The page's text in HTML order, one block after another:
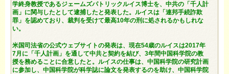
学終身教授であるジェームズパトリックルイス博士を、中共の「千人計
画」に関与したとして逮捕したと発表した。ルイスは「連邦手続詐欺
罪」を認めており、裁判を受けて最高10年の刑に処されるかもしれな
い。
米国司法省の公式ウェブサイトの発表は、現在54歳のルイスは2017年
7月に「千人計画」を通して中共と契約を結び、3年間中国科学院の教
授を務めることに合意したと。ルイスの仕事は、中国科学院の研究計画
に参加し、中国科学院が科学誌に論文を発表するのを助け、中国科学院